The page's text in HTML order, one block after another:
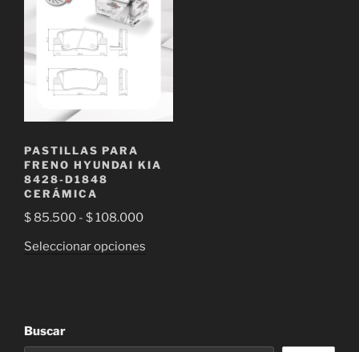
Las
opciones
la
de
PASTILLAS PARA
FRENO HYUNDAI KIA
8428-D1848
CERÁMICA
$ 85.500 - $108.000Rango
precios:
Seleccionar opciones
Buscar